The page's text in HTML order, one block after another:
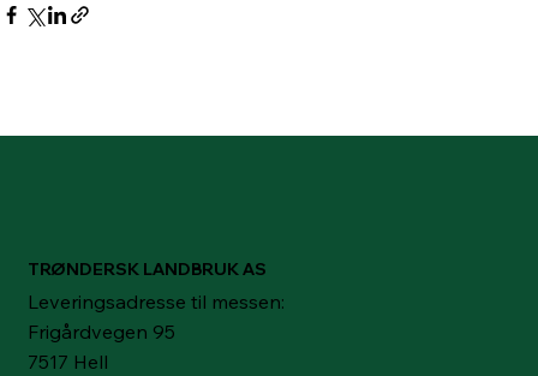
TRØNDERSK LANDBRUK AS
Leveringsadresse til messen:
Frigårdvegen 95
7517 Hell